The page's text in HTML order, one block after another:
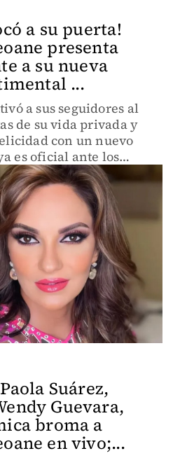
a su puerta!
presenta
a su nueva
...
a sus seguidores al
de su vida privada y
con un nuevo
es oficial ante los
Suárez,
Guevara,
broma a
en vivo;...